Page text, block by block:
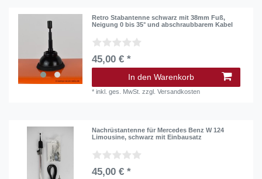
Retro Stabantenne schwarz mit 38mm Fuß,
Neigung 0 bis 35° und abschraubbarem Kabel
45,00 € *
In den Warenkorb
*inkl. ges. MwSt. zzgl.Versandkosten
Nachrüstantenne für Mercedes Benz W 124
Limousine, schwarz mit Einbausatz
45,00 € *